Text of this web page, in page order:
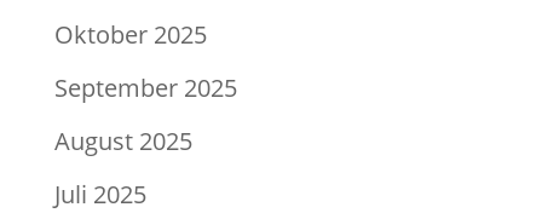
Oktober 2025
September 2025
August 2025
Juli 2025